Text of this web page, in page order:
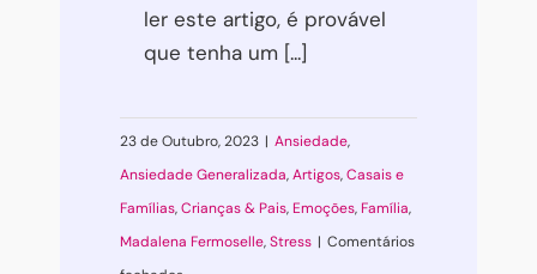
ler este artigo, é provável
que tenha um [...]
23 de Outubro, 2023 | Ansiedade,
Ansiedade Generalizada,Artigos,Casais e
Famílias,Crianças & Pais, Emoções, Família,
Madalena Fermoselle,Stress | Comentários